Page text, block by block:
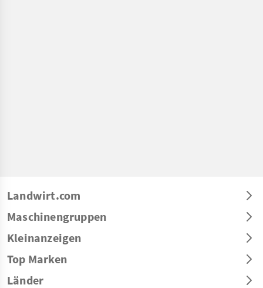
Landwirt.com
Maschinengruppen
Kleinanzeigen
Top Marken
Länder